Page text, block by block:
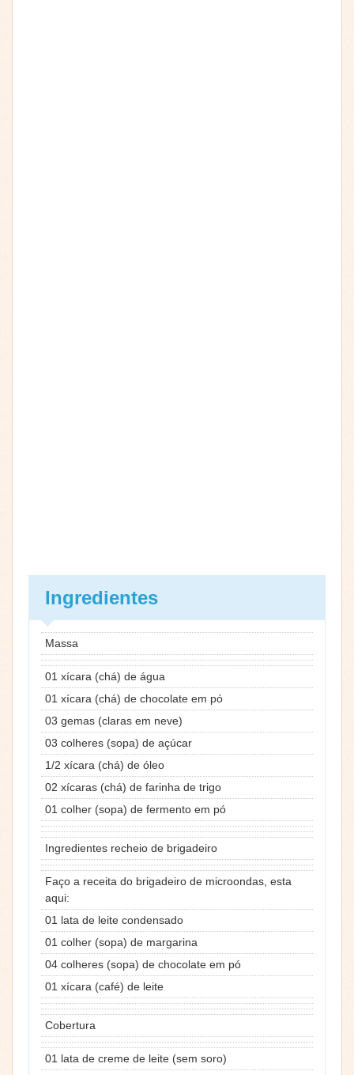
Ingredientes
Massa
01 xícara (chá) de água
01 xícara (chá) de chocolate em pó
03 gemas (claras em neve)
03 colheres (sopa) de açúcar
1/2 xícara (chá) de óleo
02 xícaras (chá) de farinha de trigo
01 colher (sopa) de fermento em pó
Ingredientes recheio de brigadeiro
Faço a receita do brigadeiro de microondas, esta
aqui:
01 lata de leite condensado
01 colher (sopa) de margarina
04 colheres (sopa) de chocolate em pó
01 xícara (café) de leite
Cobertura
01 lata de creme de leite (sem soro)